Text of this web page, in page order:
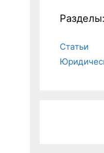
Разделы:
Статьи